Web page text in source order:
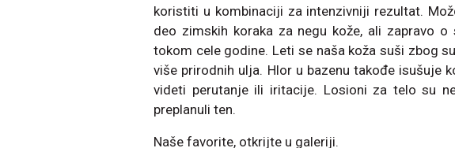
koristiti u kombinaciji za intenzivniji rezultat.
deo zimskih koraka za negu kože, ali zapravo
tokom cele godine. Leti se naša koža suši zbog
više prirodnih ulja. Hlor u bazenu takođe isušuje
videti perutanje ili iritacije. Losioni za telo su
preplanuli ten.
Naše favorite, otkrijte u galeriji.